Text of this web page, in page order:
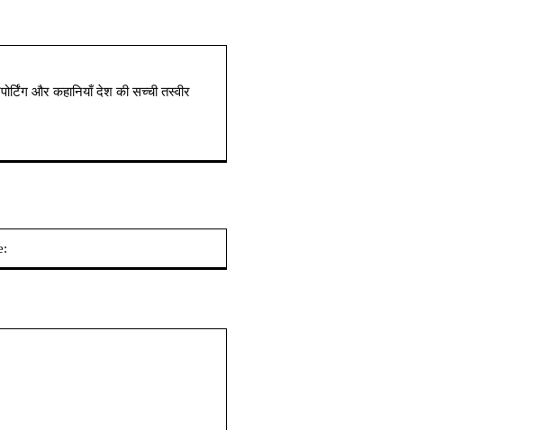
और कहानियाँ देश की सच्ची तस्वीर